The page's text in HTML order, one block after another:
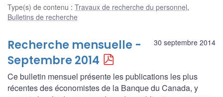
Type(s) de contenu : Travaux de recherche du personnel,
Bulletins de recherche
30 septembre 2014
Recherche mensuelle -
Septembre 2014
Ce bulletin mensuel présente les publications les plus
récentes des économistes de la Banque du Canada, y